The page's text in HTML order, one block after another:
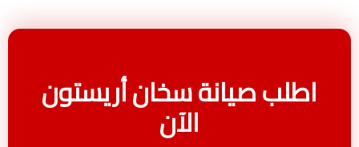
اطلب صيانة سخان أريستون
الآن